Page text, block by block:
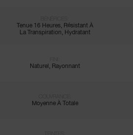
Tenue 16 Heures, Résistant À
La Transpiration, Hydratant
Naturel, Rayonnant
Moyenne À Totale